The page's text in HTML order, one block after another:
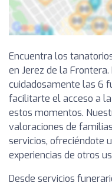
Encuentra los
en Jerez de la
cuidadosamente las 6
facilitarte el acceso a
estos momentos.
valoraciones de
servicios, ofreciéndote
experiencias de otros
Desde servicios